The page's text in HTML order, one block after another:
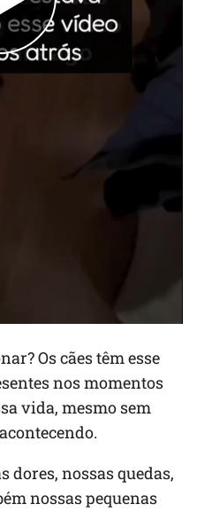
Os cães têm esse
nos momentos
vida, mesmo sem
dores, nossas quedas,
nossas pequenas